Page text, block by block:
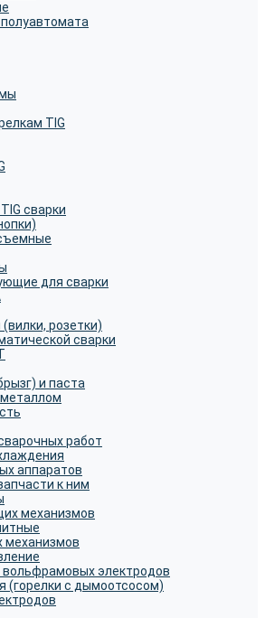
TIG
сварки
для сварки
розетки)
сварки
и паста
работ
аппаратов
к ним
механизмов
механизмов
электродов
(горелки с дымоотсосом)